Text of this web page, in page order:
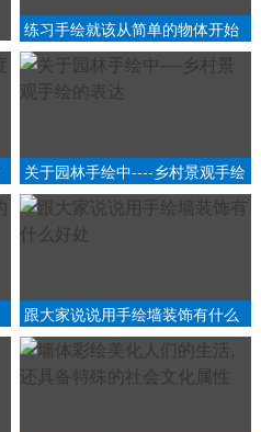
练习手绘就该从简单的物体开始
找自信
关于园林手绘中----乡村景观手绘
的表达
跟大家说说用手绘墙装饰有什么
好处